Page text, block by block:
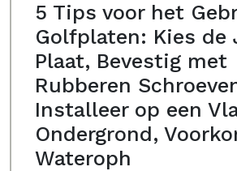
5 Tips voor het
Golfplaten: Kies de
Plaat, Bevestig met
Rubberen
Installeer op een
Ondergrond,
Wateroph